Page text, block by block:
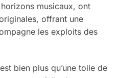
musicaux, ont
offrant une
les exploits des
bien plus qu’une toile de